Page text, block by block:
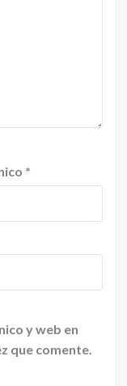
*
y web en
que comente.